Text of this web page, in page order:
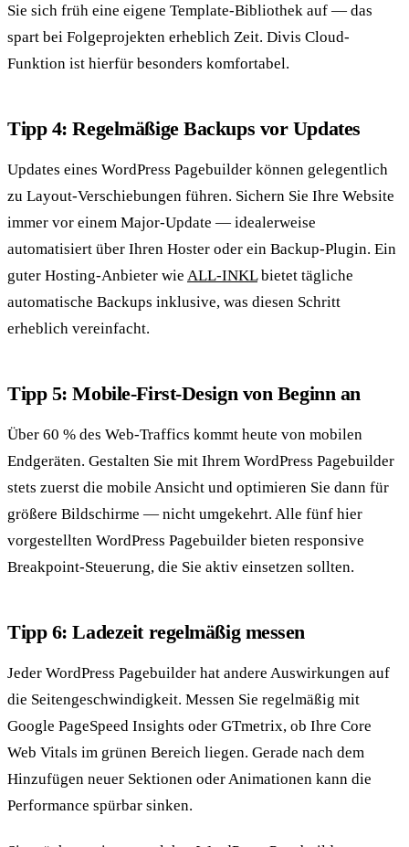
Sie sich früh eine eigene Template-Bibliothek auf — das
spart bei Folgeprojekten erheblich Zeit. Divis Cloud-
Funktion ist hierfür besonders komfortabel.
Tipp 4: Regelmäßige Backups vor Updates
Updates eines WordPress Pagebuilder können gelegentlich
zu Layout-Verschiebungen führen. Sichern Sie Ihre Website
immer vor einem Major-Update — idealerweise
automatisiert über Ihren Hoster oder ein Backup-Plugin. Ein
guter Hosting-Anbieter wie ALL-INKLbietet tägliche
automatische Backups inklusive, was diesen Schritt
erheblich vereinfacht.
Tipp 5: Mobile-First-Design von Beginn an
Über 60 % des Web-Traffics kommt heute von mobilen
Endgeräten. Gestalten Sie mit Ihrem WordPress Pagebuilder
stets zuerst die mobile Ansicht und optimieren Sie dann für
größere Bildschirme — nicht umgekehrt. Alle fünf hier
vorgestellten WordPress Pagebuilder bieten responsive
Breakpoint-Steuerung, die Sie aktiv einsetzen sollten.
Tipp 6: Ladezeit regelmäßig messen
Jeder WordPress Pagebuilder hat andere Auswirkungen auf
die Seitengeschwindigkeit. Messen Sie regelmäßig mit
Google PageSpeed Insights oder GTmetrix, ob Ihre Core
Web Vitals im grünen Bereich liegen. Gerade nach dem
Hinzufügen neuer Sektionen oder Animationen kann die
Performance spürbar sinken.